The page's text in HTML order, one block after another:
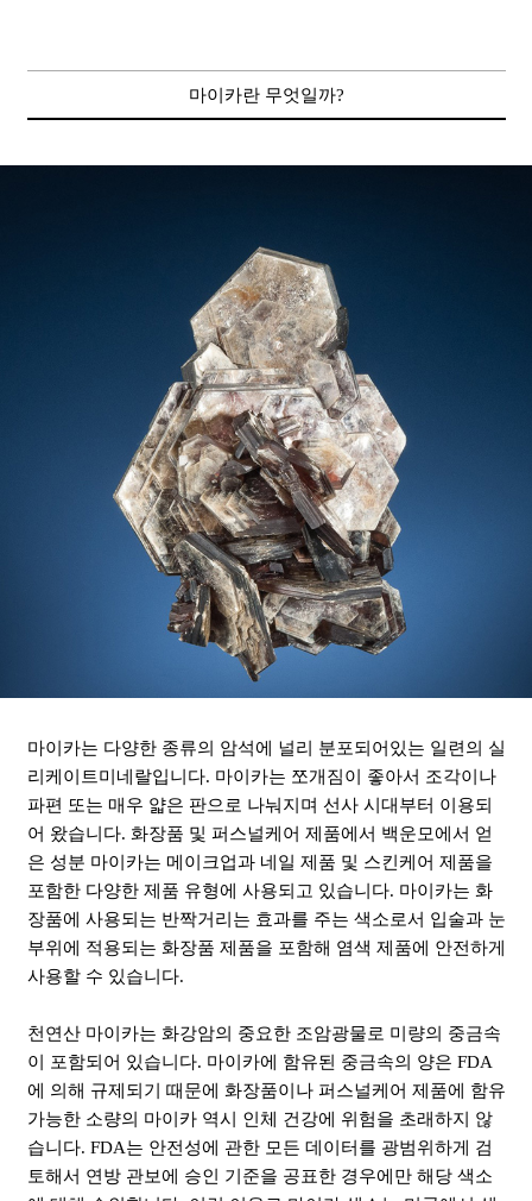
마이카란 무엇일까?
마이카는 다양한 종류의 암석에 널리 분포되어있는 일련의 실
리케이트미네랄입니다. 마이카는 쪼개짐이 좋아서 조각이나
파편 또는 매우 얇은 판으로 나눠지며 선사 시대부터 이용되
어 왔습니다. 화장품 및 퍼스널케어 제품에서 백운모에서 얻
은 성분 마이카는 메이크업과 네일 제품 및 스킨케어 제품을
포함한 다양한 제품 유형에 사용되고 있습니다. 마이카는 화
장품에 사용되는 반짝거리는 효과를 주는 색소로서 입술과 눈
부위에 적용되는 화장품 제품을 포함해 염색 제품에 안전하게
사용할 수 있습니다.
천연산 마이카는 화강암의 중요한 조암광물로 미량의 중금속
이 포함되어 있습니다. 마이카에 함유된 중금속의 양은 FDA
에 의해 규제되기 때문에 화장품이나 퍼스널케어 제품에 함유
가능한 소량의 마이카 역시 인체 건강에 위험을 초래하지 않
습니다. FDA는 안전성에 관한 모든 데이터를 광범위하게 검
토해서 연방 관보에 승인 기준을 공표한 경우에만 해당 색소